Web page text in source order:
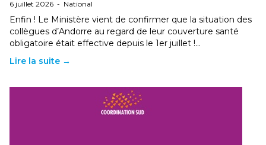
6 juillet 2026 - National
Enfin ! Le Ministère vient de confirmer que la situation des
collègues d’Andorre au regard de leur couverture santé
obligatoire était effective depuis le 1er juillet !…
Lire la suite →